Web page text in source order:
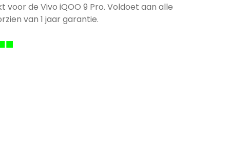
de Vivo iQOO 9 Pro. Voldoet aan alle
van 1 jaar garantie.